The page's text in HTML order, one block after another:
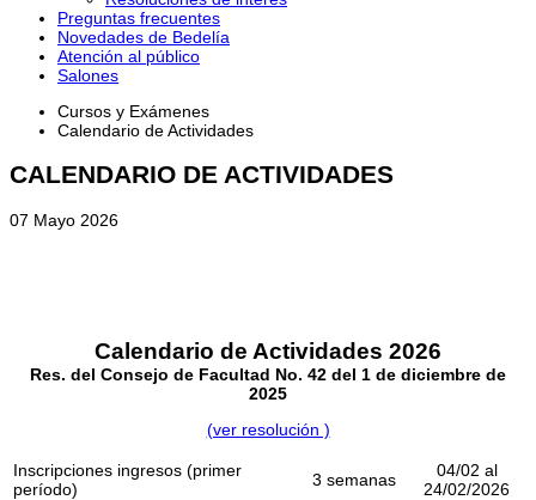
Preguntas frecuentes
Novedades de Bedelía
Atención al público
Salones
Cursos y Exámenes
Calendario de Actividades
CALENDARIO DE ACTIVIDADES
07 Mayo 2026
Calendario de Actividades 2026
Res. del Consejo de Facultad No. 42 del 1 de diciembre de
2025
(ver resolución )
Inscripciones ingresos (primer
período)
3 semanas
04/02 al
24/02/2026